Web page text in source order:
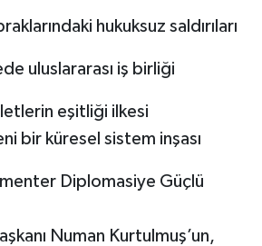
hukuksuz saldırıları
uluslararası iş birliği
eşitliği ilkesi
bir küresel sistem inşası
Diplomasiye Güçlü
Numan Kurtulmuş’un,